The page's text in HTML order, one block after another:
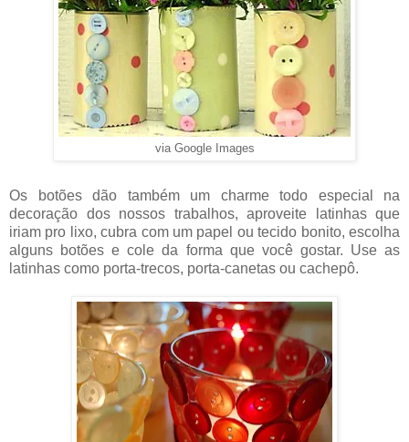
via Google Images
Os botões dão também um charme todo especial na
decoração dos nossos trabalhos, aproveite latinhas que
iriam pro lixo, cubra com um papel ou tecido bonito, escolha
alguns botões e cole da forma que você gostar. Use as
latinhas como porta-trecos, porta-canetas ou cachepô.